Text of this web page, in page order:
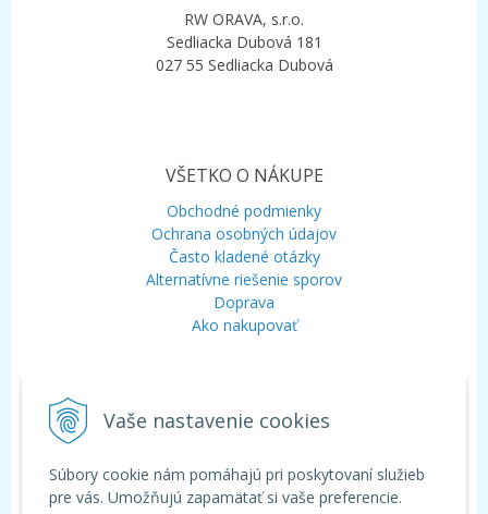
Vaše nastavenie cookies
Súbory cookie nám pomáhajú pri poskytovaní služieb
pre vás. Umožňujú zapamätať si vaše preferencie.
RW ORAVA, s.r.o.
Sedliacka Dubová 181
027 55 Sedliacka Dubová
VŠETKO O NÁKUPE
Obchodné podmienky
Ochrana osobných údajov
Často kladené otázky
Alternatívne riešenie sporov
Doprava
Ako nakupovať
Mobil:+421 948 120 323
Chat:WhatsApp
Chat:Viber